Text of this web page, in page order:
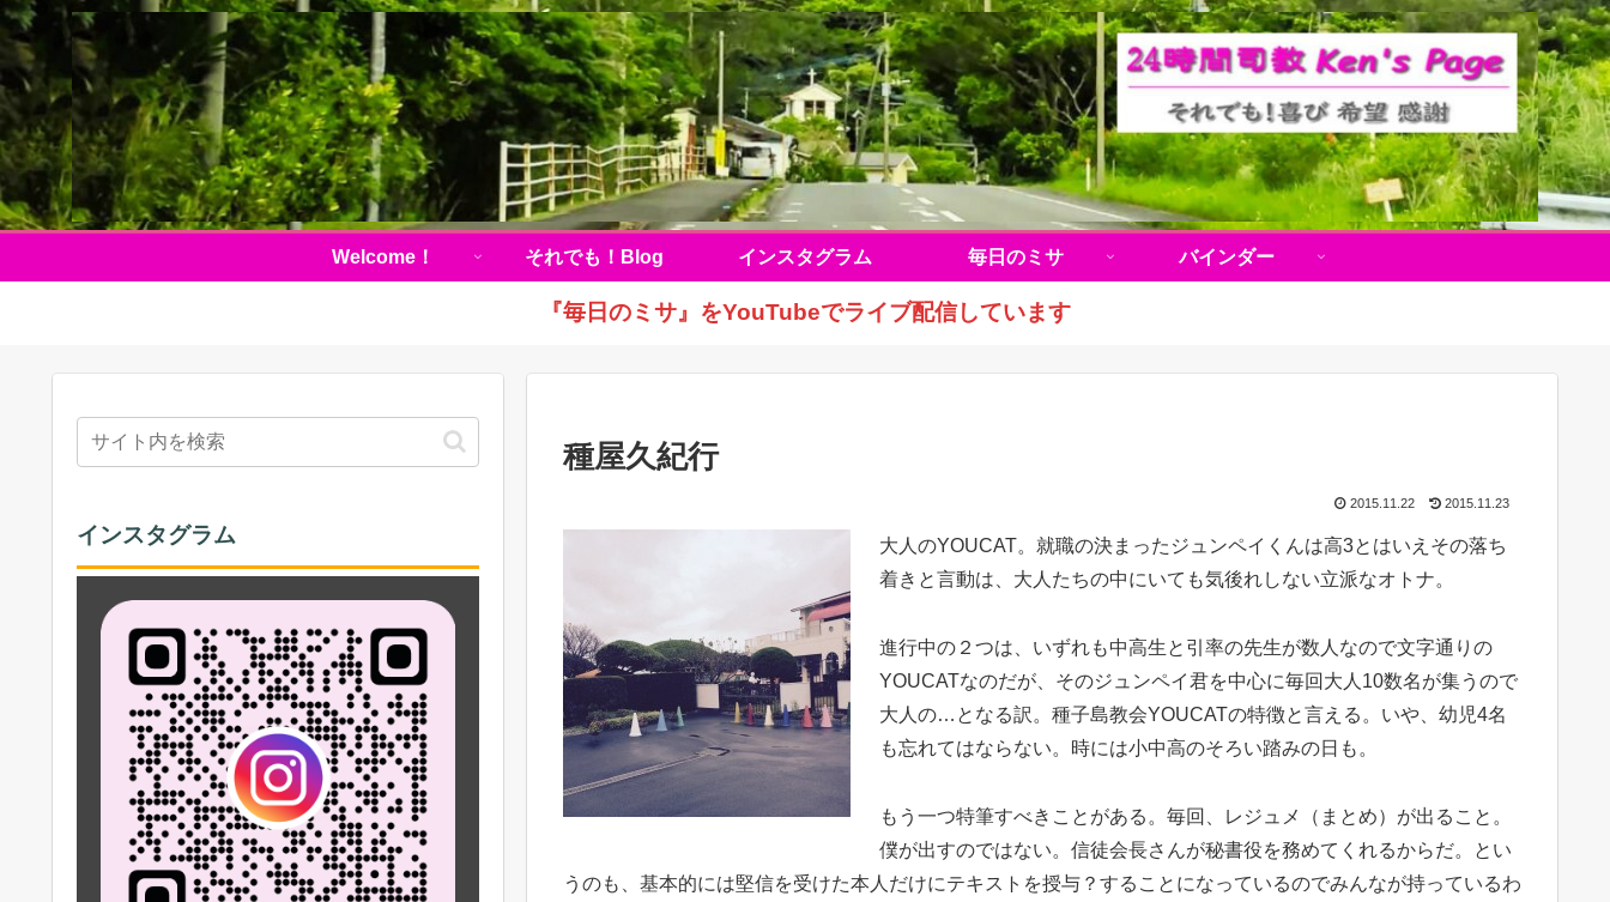
Welcome！ それでも！Blog インスタグラム 毎日のミサ バインダー
『毎日のミサ』をYouTubeでライブ配信しています
種屋久紀行
2015.11.22 2015.11.23
大人のYOUCAT。就職の決まったジュンペイくんは高3とはいえその落ち
着きと言動は、大人たちの中にいても気後れしない立派なオトナ。
進行中の２つは、いずれも中高生と引率の先生が数人なので文字通りの
YOUCATなのだが、そのジュンペイ君を中心に毎回大人10数名が集うので
大人の…となる訳。種子島教会YOUCATの特徴と言える。いや、幼児4名
も忘れてはならない。時には小中高のそろい踏みの日も。
もう一つ特筆すべきことがある。毎回、レジュメ（まとめ）が出ること。
僕が出すのではない。信徒会長さんが秘書役を務めてくれるからだ。とい
うのも、基本的には堅信を受けた本人だけにテキストを授与？することになっているのでみんなが持っているわ
インスタグラム